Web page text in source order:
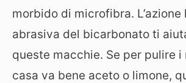
morbido di microfibra.
abrasiva del bicarbonato ti
queste macchie. Se per pulire
casa va bene aceto o limone,